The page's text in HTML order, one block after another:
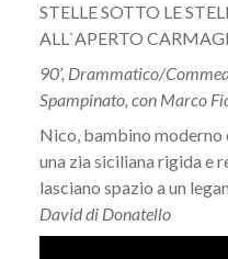
STELLE SOTTO LE
ALL`APERTO
90’, Drammatico/
Spampinato, con Marco
Nico, bambino moderno
una zia siciliana rigida e
lasciano spazio a un
David di Donatello